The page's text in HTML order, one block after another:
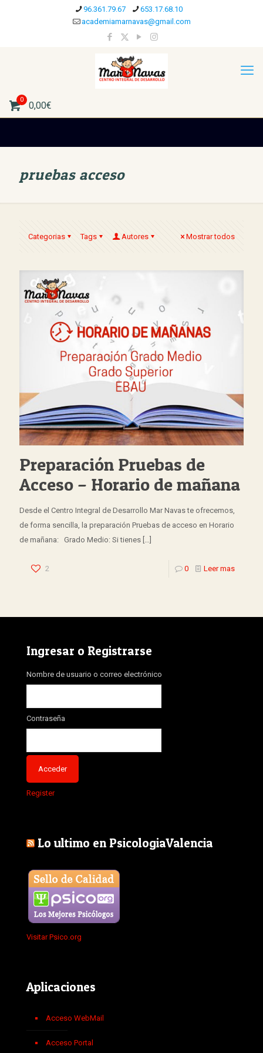
96.361.79.67
653.17.68.10
academiamarnavas@gmail.com
0
0,00€
pruebas acceso
Categorias Tags Autores Mostrar todos
Preparación Pruebas de
Acceso – Horario de mañana
Desde el Centro Integral de Desarrollo Mar Navas te ofrecemos,
de forma sencilla, la preparación Pruebas de acceso en Horario
de mañana: Grado Medio: Si tienes […]
2 0 Leer mas
Ingresar o Registrarse
Nombre de usuario o correo electrónico
Contraseña
Register
Lo ultimo en PsicologiaValencia
Visitar Psico.org
Aplicaciones
Acceso WebMail
Acceso Portal